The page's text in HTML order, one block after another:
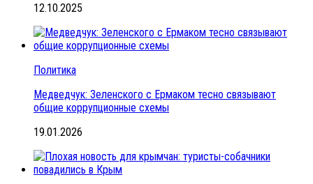
12.10.2025
Политика
Медведчук: Зеленского с Ермаком тесно связывают
общие коррупционные схемы
19.01.2026